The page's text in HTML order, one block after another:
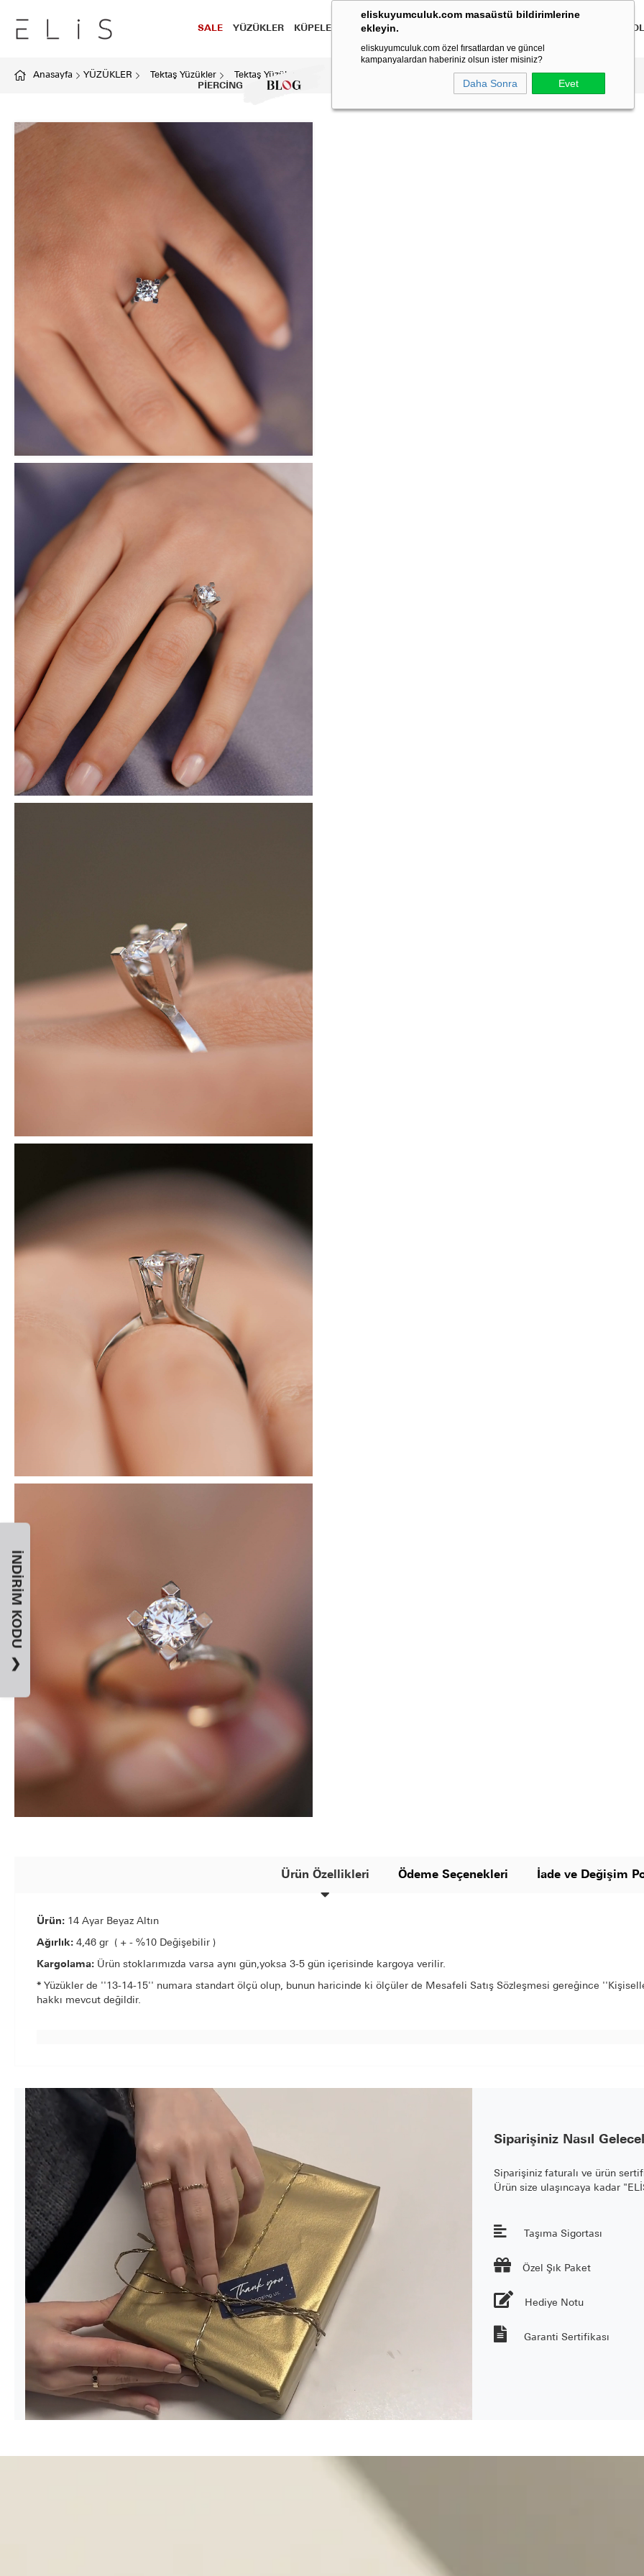
eliskuyumculuk.com masaüstü bildirimlerine
ekleyin.
eliskuyumculuk.com özel fırsatlardan ve güncel
kampanyalardan haberiniz olsun ister misiniz?
Daha Sonra Evet
SALE YÜZÜKLER KÜPELER BİLEKLİKLER
PİERCİNG BLOG
Anasayfa YÜZÜKLER Tektaş Yüzükler Tektaş Yüzük 01
Ürün Özellikleri Ödeme Seçenekleri İade ve Değişim
Ürün: 14 Ayar Beyaz Altın
Ağırlık: 4,46 gr ( + - %10 Değişebilir )
Kargolama: Ürün stoklarımızda varsa aynı gün,yoksa 3-5 gün içerisinde kargoya verilir.
* Yüzükler de ''13-14-15'' numara standart ölçü olup, bunun haricinde ki ölçüler de Mesafeli Satış Sözleşmesi gereğince
hakkı mevcut değildir.
Siparişiniz Nasıl
Siparişiniz faturalı ve ürün
Ürün size ulaşıncaya kadar
Taşıma Sigortası
 Özel Şık Paket
Hediye Notu
Garanti Sertifikası
İNDIRIM KODU
❯